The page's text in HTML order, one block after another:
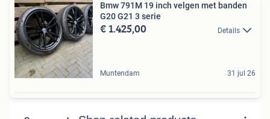
Bmw 791M 19 inch velgen met banden
G20 G21 3 serie
€ 1.425,00 Details
Muntendam 31 jul 26